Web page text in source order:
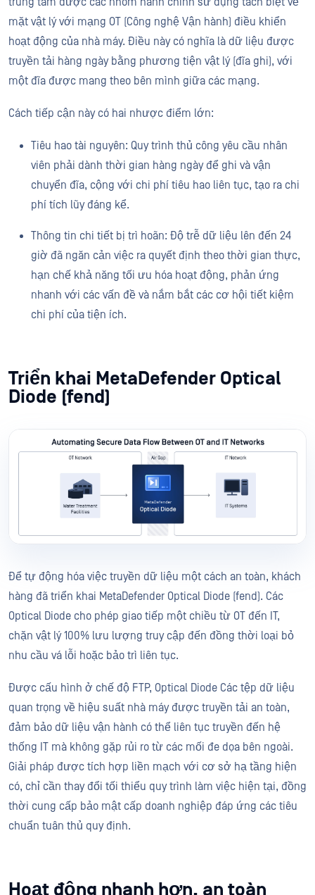
mặt vật lý với mạng OT (Công nghệ Vận hành) điều khiển
hoạt động của nhà máy. Điều này có nghĩa là dữ liệu được
truyền tải hàng ngày bằng phương tiện vật lý (đĩa ghi), với
một đĩa được mang theo bên mình giữa các mạng.
Cách tiếp cận này có hai nhược điểm lớn:
Tiêu hao tài nguyên: Quy trình thủ công yêu cầu nhân
viên phải dành thời gian hàng ngày để ghi và vận
chuyển đĩa, cộng với chi phí tiêu hao liên tục, tạo ra chi
phí tích lũy đáng kể.
Thông tin chi tiết bị trì hoãn: Độ trễ dữ liệu lên đến 24
giờ đã ngăn cản việc ra quyết định theo thời gian thực,
hạn chế khả năng tối ưu hóa hoạt động, phản ứng
nhanh với các vấn đề và nắm bắt các cơ hội tiết kiệm
chi phí của tiện ích.
Triển khai MetaDefender Optical
Diode (fend)
Để tự động hóa việc truyền dữ liệu một cách an toàn, khách
hàng đã triển khai MetaDefender Optical Diode (fend). Các
Optical Diode cho phép giao tiếp một chiều từ OT đến IT,
chặn vật lý 100% lưu lượng truy cập đến đồng thời loại bỏ
nhu cầu vá lỗi hoặc bảo trì liên tục.
Được cấu hình ở chế độ FTP, Optical Diode Các tệp dữ liệu
quan trọng về hiệu suất nhà máy được truyền tải an toàn,
đảm bảo dữ liệu vận hành có thể liên tục truyền đến hệ
thống IT mà không gặp rủi ro từ các mối đe dọa bên ngoài.
Giải pháp được tích hợp liền mạch với cơ sở hạ tầng hiện
có, chỉ cần thay đổi tối thiểu quy trình làm việc hiện tại, đồng
thời cung cấp bảo mật cấp doanh nghiệp đáp ứng các tiêu
chuẩn tuân thủ quy định.
Hoạt động nhanh hơn, an toàn